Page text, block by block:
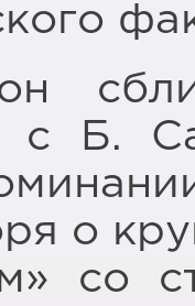
с Б.
о
со